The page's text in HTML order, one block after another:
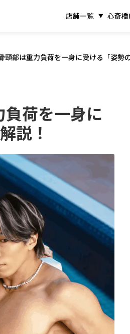
店舗一覧 心斎
頸部は重力負荷を一身に受ける「姿勢
負荷を一身に
説！